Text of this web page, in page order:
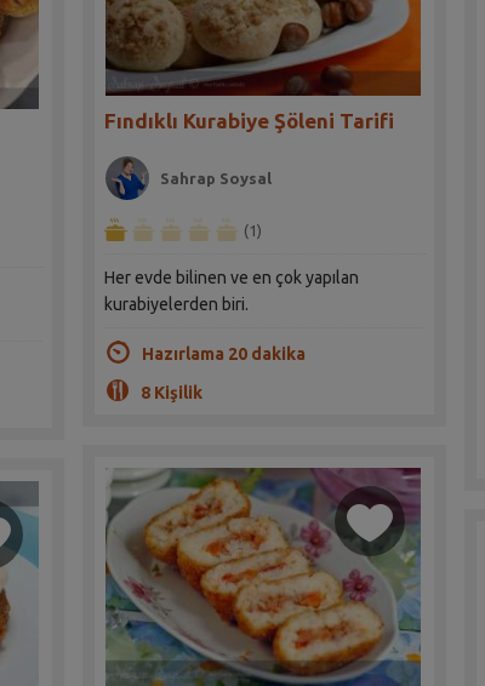
Fındıklı Kurabiye Şöleni Tarifi
Sahrap Soysal
(1)
Her evde bilinen ve en çok yapılan
kurabiyelerden biri.
Hazırlama 20 dakika
8 Kişilik